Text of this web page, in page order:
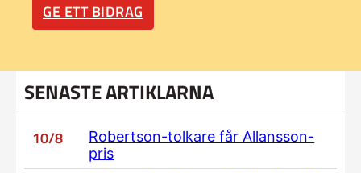
GE ETT BIDRAG
SENASTE ARTIKLARNA
10/8
Robertson-tolkare får Allansson-
pris